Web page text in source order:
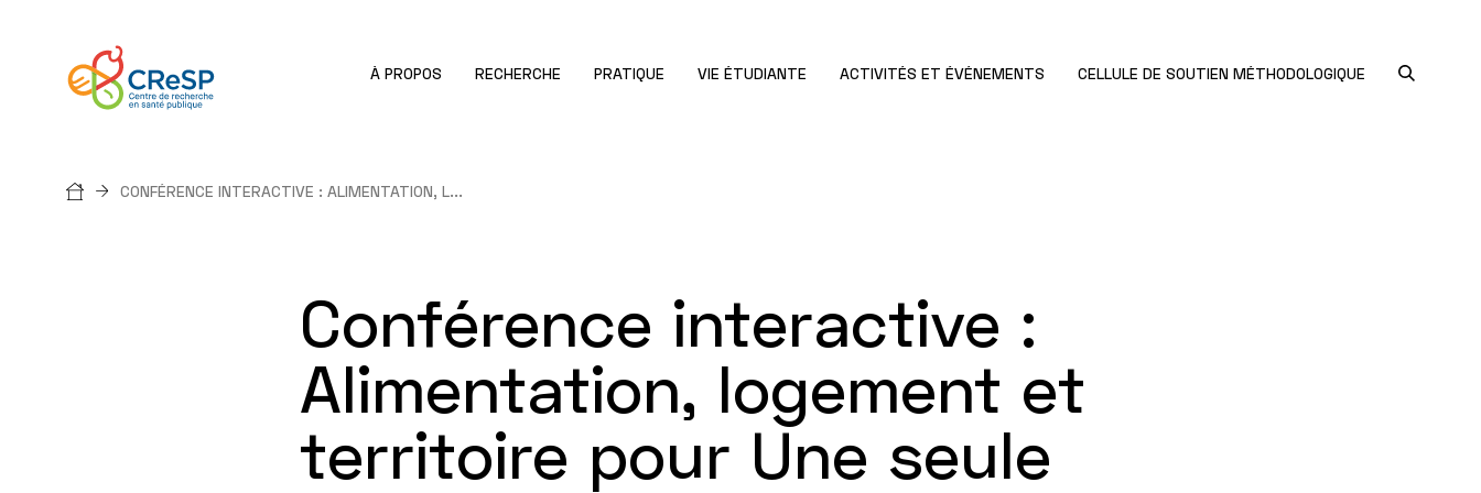
À PROPOS RECHERCHE PRATIQUE VIE ÉTUDIANTE ACTIVITÉS ET ÉVÉNEMENTS CELLULE DE SOUTIEN MÉTHODOLOGIQUE
CONFÉRENCE INTERACTIVE : ALIMENTATION, L...
Conférence interactive :
Alimentation, logement et
territoire pour Une seule